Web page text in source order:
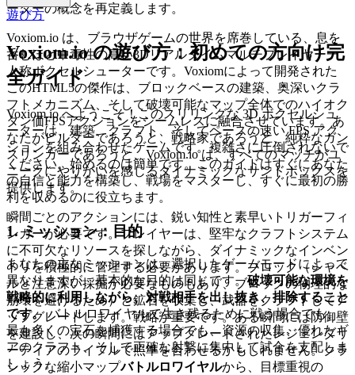
ーターの概念を再定義します。
Voxiom.io は、ブラウザゲームの世界を席巻している、息を
呑むほど中毒性の高い3Dリアルタイムマルチプレイヤー一
人称ボクセルシューターです。Voxiomによって開発された
このHTML5の傑作は、ブロックベースの建築、奥深いクラ
フトメカニズム、そして破壊可能なマップ全体でのハイオク
タン価FPSアクションをシームレスに融合させています。あ
なたがビルダーであろうと、戦略家であろうと、純粋なガン
スリンガーであろうと、Voxiom.io は、すべてのマッチがユ
ニークにやりがいを感じるダイナミックなサンドボックスを
提供します。
瞬間ごとのアクションには、鋭い知性と素早いトリガーフィ
ンガーが必要です。プレイヤーは、堅牢なクラフトシステム
に不可欠なリソースを探しながら、ダイナミックなインベン
トリを積極的に管理する必要があります。ブロック（シャベ
ルと注意深い採掘が必要なものもあり、ブロックの物理的な
崩壊を避けるため）と鉱石を収集し、武器をクラフトしてア
ップグレードします。戦略が重要です。ある瞬間には防御壁
を建設し、次の瞬間にはアップグレードされたレジェンダリ
ーティアのライフルで照準を合わせるかもしれません。クラ
シックな縮小マップバトルロワイヤルから、目標重視の
遊び方
Voxiom.io の遊び方：初めての方向け完
全ガイド
Voxiom.io へようこそ！このスリリングな 3D ボクセルシュ
ーターは、建築、クラフト、そしてペースの速い FPS アク
ションを組み合わせたゲームです。複雑さに圧倒されないで
ください。始めるのは簡単です。このガイドはすぐにあなた
の自信と能力を構築し、戦場をマスターし、すぐに最初の勝
利を収めるのに役立ちます。
1. ミッション：目的
あなたの主なミッションは、選択したゲームモードによって
異なりますが、基本的な目的は同じです。破壊可能な環境を
戦略的に利用しながら、対戦相手を出し抜き、排除すること
です。バトルロワイヤルで生き残るために戦う場合でも、
最も多くの宝石を捕獲する場合でも、資源の収集、優れたギ
アのクラフト、そして正確な射撃に集中して試合を支配しま
しょう。